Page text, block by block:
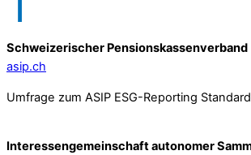
Schweizerischer Pensionskassenverband
asip.ch
Umfrage zum ASIP ESG-Reporting
Interessengemeinschaft autonomer